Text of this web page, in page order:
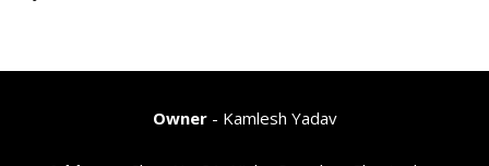
Owner- Kamlesh Yadav